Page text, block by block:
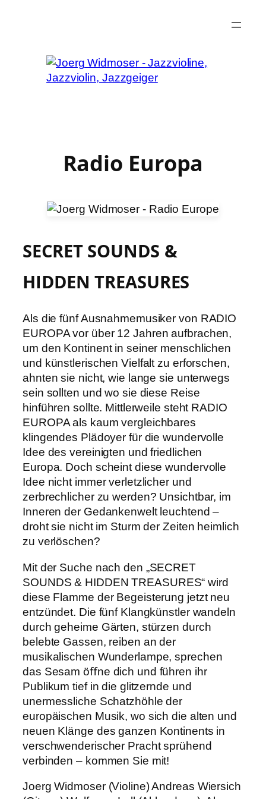
Radio Europa
SECRET SOUNDS &
HIDDEN TREASURES
Als die fünf Ausnahmemusiker von RADIO
EUROPA vor über 12 Jahren aufbrachen,
um den Kontinent in seiner menschlichen
und künstlerischen Vielfalt zu erforschen,
ahnten sie nicht, wie lange sie unterwegs
sein sollten und wo sie diese Reise
hinführen sollte. Mittlerweile steht RADIO
EUROPA als kaum vergleichbares
klingendes Plädoyer für die wundervolle
Idee des vereinigten und friedlichen
Europa. Doch scheint diese wundervolle
Idee nicht immer verletzlicher und
zerbrechlicher zu werden? Unsichtbar, im
Inneren der Gedankenwelt leuchtend –
droht sie nicht im Sturm der Zeiten heimlich
zu verlöschen?
Mit der Suche nach den „SECRET
SOUNDS & HIDDEN TREASURES“ wird
diese Flamme der Begeisterung jetzt neu
entzündet. Die fünf Klangkünstler wandeln
durch geheime Gärten, stürzen durch
belebte Gassen, reiben an der
musikalischen Wunderlampe, sprechen
das Sesam öﬀne dich und führen ihr
Publikum tief in die glitzernde und
unermessliche Schatzhöhle der
europäischen Musik, wo sich die alten und
neuen Klänge des ganzen Kontinents in
verschwenderischer Pracht sprühend
verbinden – kommen Sie mit!
Joerg Widmoser (Violine) Andreas Wiersich